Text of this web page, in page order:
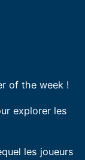
of the week !
explorer les
les joueurs